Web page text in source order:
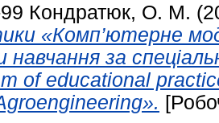
Кондратюк, О. М.
«Комп’ютерне
за
of educational